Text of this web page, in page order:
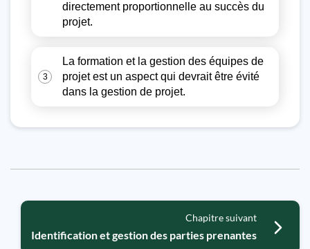
directement proportionnelle au succès du
projet.
3
La formation et la gestion des équipes de
projet est un aspect qui devrait être évité
dans la gestion de projet.
Chapitre suivant
Identification et gestion des parties prenantes